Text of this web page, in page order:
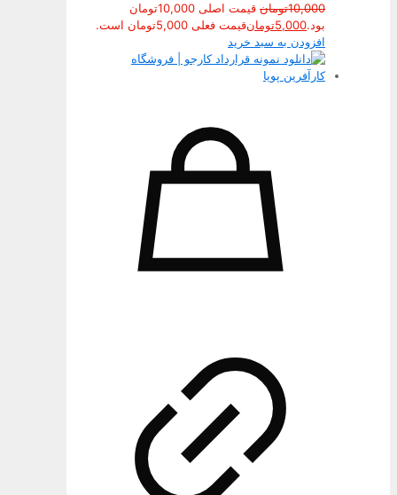
10,000تومان
قیمت اصلی 10,000تومان
بود.5,000تومانقیمت فعلی 5,000تومان است.
افزودن به سبد خرید